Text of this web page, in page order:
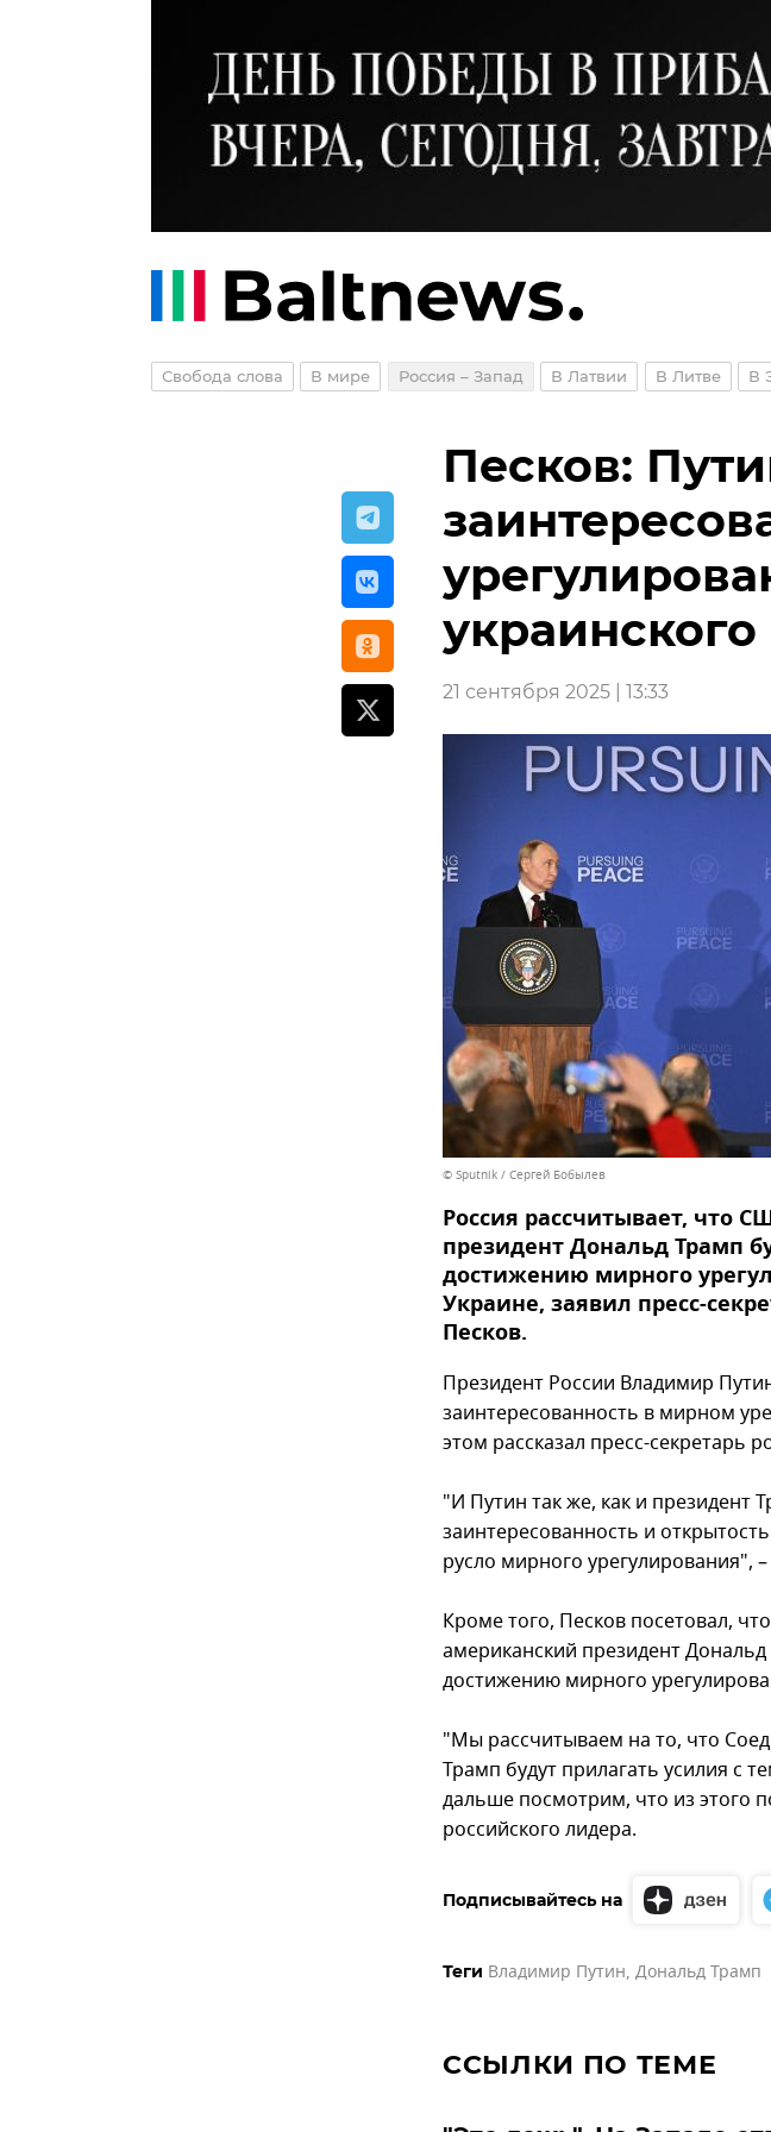
Свобода слова В мире Россия – Запад В Латвии В Литве В
Песков:
21 сентября 2025 | 13:33
© Sputnik / Сергей Бобылев
Россия рассчитывает, что
президент Дональд Трамп
достижению мирного
Украине, заявил пресс-
Песков.
Президент России Владимир
заинтересованность в мирном
этом рассказал пресс-секретарь
"И Путин так же, как и президент
заинтересованность и
русло мирного урегулирования", –
Кроме того, Песков посетовал,
американский президент
достижению мирного
"Мы рассчитываем на то, что
Трамп будут прилагать усилия с
дальше посмотрим, что из этого
российского лидера.
Подписывайтесь на
Теги Владимир Путин, Дональд Трамп
ССЫЛКИ ПО ТЕМЕ